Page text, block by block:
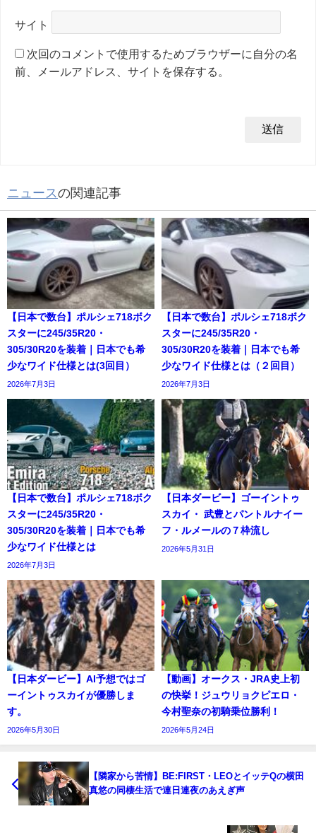
サイト
次回のコメントで使用するためブラウザーに自分の名
前、メールアドレス、サイトを保存する。
ニュースの関連記事
【日本で数台】ポルシェ718ボク
スターに245/35R20・
305/30R20を装着｜日本でも希
少なワイド仕様とは(3回目）
2026年7月3日
【日本で数台】ポルシェ718ボク
スターに245/35R20・
305/30R20を装着｜日本でも希
少なワイド仕様とは（２回目）
2026年7月3日
【日本で数台】ポルシェ718ボク
スターに245/35R20・
305/30R20を装着｜日本でも希
少なワイド仕様とは
2026年7月3日
【日本ダービー】ゴーイントゥ
スカイ・ 武豊とパントルナイー
フ・ルメールの７枠流し
2026年5月31日
【日本ダービー】AI予想ではゴ
ーイントゥスカイが優勝しま
す。
2026年5月30日
【動画】オークス・JRA史上初
の快挙！ジュウリョクピエロ・
今村聖奈の初騎乗位勝利！
2026年5月24日
【隣家から苦情】BE:FIRST・LEOとイッテQの横田
真悠の同棲生活で連日連夜のあえぎ声